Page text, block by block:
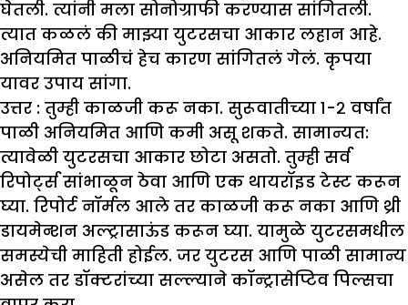
घेतली. त्यांनी मला सोनोग्राफी करण्यास सांगितली.
त्यात कळलं की माझ् या युटरसचा आकार लहान आहे.
अनियमित पाळीचं हेच कारण सांगितलं गेलं. कृपया
यावर उपाय सांगा.
उत्तर : तुम्ही काळजी करू नका. सुरूवातीच्या १-२ वर्षांत
पाळी अनियमित आणि कमी असू शकते. सामान्यत:
त्यावेळी युटरसचा आकार छोटा असतो. तुम्ही सर्व
रिपोर्ट्स सांभाळून ठेवा आणि एक थायरॉइड टेस्ट करून
घ्या. रिपोर्ट नॉर्मल आले तर काळजी करू नका आणि थ्री
डायमेन्शन अल्ट्रासाऊंड करून घ्या. यामुळे युटरसमधील
समस्येची माहिती होईल. जर युटरस आणि पाळी सामान्य
असेल तर डॉक्टरांच्या सल्ल्याने कॉन्ट्रासेप्टिव पिल्सचा